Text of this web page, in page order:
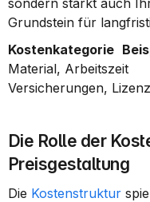
sondern stärkt auch
Grundstein für
Kostenkategorie
Material, Arbeitszeit
Versicherungen,
Die Rolle der
Preisgestaltung
Die Kostenstruktur